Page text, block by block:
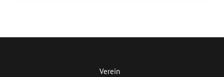
Verein